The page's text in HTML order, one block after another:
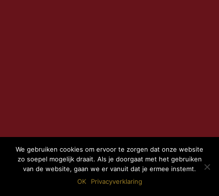
We gebruiken cookies om ervoor te zorgen dat onze website
zo soepel mogelijk draait. Als je doorgaat met het gebruiken
van de website, gaan we er vanuit dat je ermee instemt.
OK
Privacyverklaring